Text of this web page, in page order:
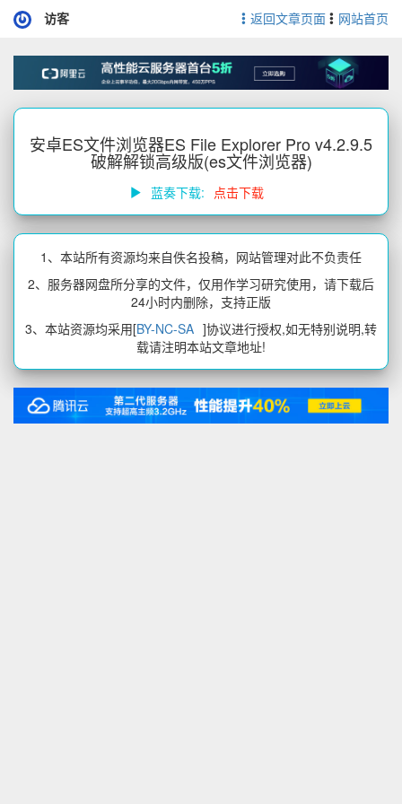
访客 返回文章页面 网站首页
安卓ES文件浏览器ES File Explorer Pro v4.2.9.5
破解解锁高级版(es文件浏览器)
蓝奏下载: 点击下载
1、本站所有资源均来自佚名投稿，网站管理对此不负责任
2、服务器网盘所分享的文件，仅用作学习研究使用，请下载后
24小时内删除，支持正版
3、本站资源均采用[BY-NC-SA ]协议进行授权,如无特别说明,转
载请注明本站文章地址!